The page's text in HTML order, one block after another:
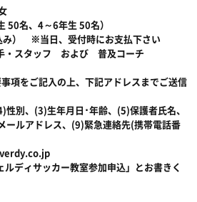
50名、4～6年生 50名）
み） ※当日、受付時にお支払下さい
・スタッフ および 普及コーチ
項をご記入の上、下記アドレスまでご送信
別、(3)生年月日･年齢、(5)保護者氏名、
ルアドレス、(9)緊急連絡先(携帯電話番
ディサッカー教室参加申込」とお書きく